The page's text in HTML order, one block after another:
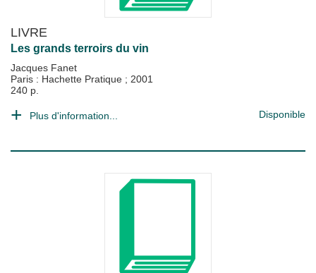
LIVRE
Les grands terroirs du vin
Jacques Fanet
Paris : Hachette Pratique ; 2001
240 p.
Plus d'information... Disponible